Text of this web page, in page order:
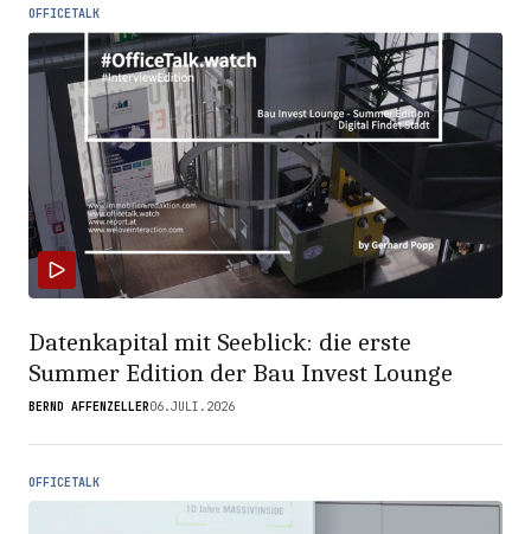
OFFICETALK
Datenkapital mit Seeblick: die erste
Summer Edition der Bau Invest Lounge
BERND AFFENZELLER06.JULI.2026
OFFICETALK